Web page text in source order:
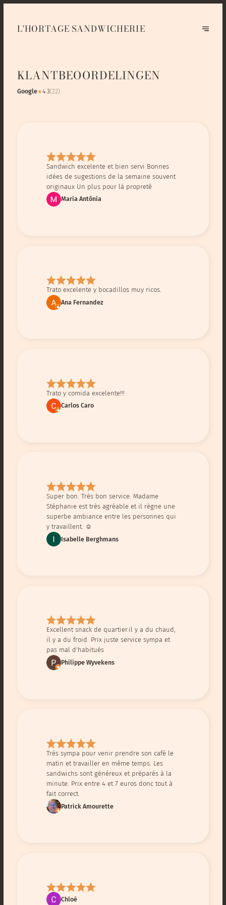
L'HORTAGE SANDWICHERIE
KLANTBEOORDELINGEN
Google★4.3(22)
Sandwich excelente et bien servi Bonnes
idées de sugestions de la semaine souvent
originaux Un plus pour lá propretê
Maria Antônia
Trato excelente y bocadillos muy ricos.
Ana Fernandez
Trato y comida excelente!!!
Carlos Caro
Super bon. Très bon service. Madame
Stéphanie est très agréable et il règne une
superbe ambiance entre les personnes qui
y travaillent. ☺️
Isabelle Berghmans
Excellent snack de quartier.il y a du chaud,
il y a du froid. Prix juste service sympa et
pas mal d'habitués
Philippe Wyvekens
Très sympa pour venir prendre son café le
matin et travailler en même temps. Les
sandwichs sont généreux et préparés à la
minute. Prix entre 4 et 7 euros donc tout à
fait correct.
Patrick Amourette
Chloé